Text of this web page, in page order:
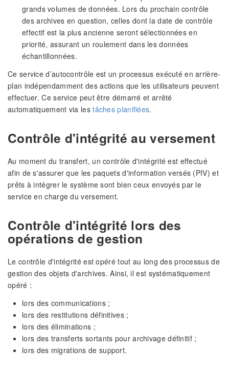
grands volumes de données. Lors du prochain contrôle
des archives en question, celles dont la date de contrôle
effectif est la plus ancienne seront sélectionnées en
priorité, assurant un roulement dans les données
échantillonnées.
Ce service d’autocontrôle est un processus exécuté en arrière-
plan indépendamment des actions que les utilisateurs peuvent
effectuer. Ce service peut être démarré et arrêté
automatiquement via lestâches planifiées.
Contrôle d'intégrité au versement
Au moment du transfert, un contrôle d'intégrité est effectué
afin de s'assurer que les paquets d'information versés (PIV) et
prêts à intégrer le système sont bien ceux envoyés par le
service en charge du versement.
Contrôle d'intégrité lors des
opérations de gestion
Le contrôle d'intégrité est opéré tout au long des processus de
gestion des objets d'archives. Ainsi, il est systématiquement
opéré :
lors des communications ;
lors des restitutions définitives ;
lors des éliminations ;
lors des transferts sortants pour archivage définitif ;
lors des migrations de support.